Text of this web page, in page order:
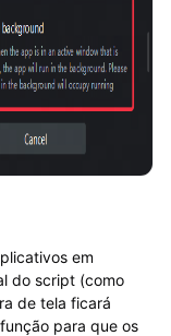
em
do script (como
de tela ficará
para que os